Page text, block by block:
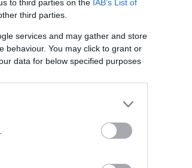
to third parties on the IAB’s List of
third parties.
services and may gather and store
behaviour. You may click to grant or
data for below specified purposes
uudistuksen kehonhuoltoon
Pekan
projektissani liiton tuen
olin aikaisemminkin käynyt
käsitti lihaskalvoja avaavan
session (kehon
stressaavien
ole edelleenkään
ja elämässä yleensä